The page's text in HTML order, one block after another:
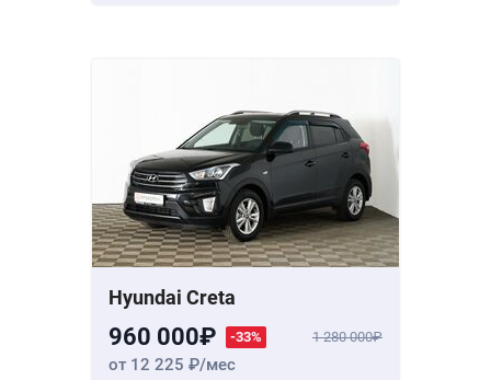
Hyundai Creta
960 000 -33% 1 280 000
от 12 225 /мес